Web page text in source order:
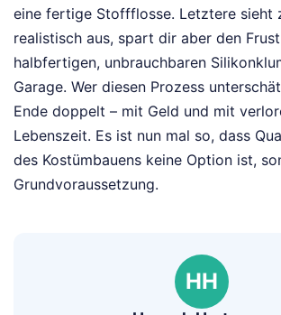
eine fertige Stoffflosse. Letztere sieht
realistisch aus, spart dir aber den
halbfertigen, unbrauchbaren
Garage. Wer diesen Prozess
Ende doppelt – mit Geld und mit
Lebenszeit. Es ist nun mal so, dass
des Kostümbauens keine Option ist,
Grundvoraussetzung.
HH